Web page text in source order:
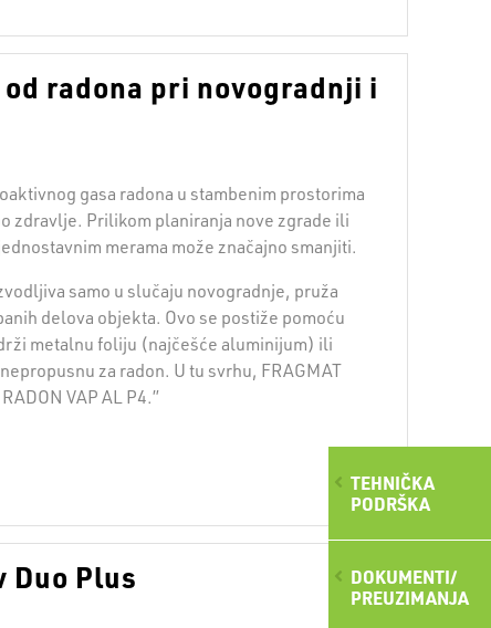
TEHNIČKA
PODRŠKA
DOKUMENTI/
PREUZIMANJA
radona pri novogradnji i
gasa radona u stambenim prostorima
zdravlje. Prilikom planiranja nove zgrade ili
merama može značajno smanjiti.
samo u slučaju novogradnje, pruža
delova objekta. Ovo se postiže pomoću
metalnu foliju (najčešće aluminijum) ili
za radon. U tu svrhu, FRAGMAT
VAP AL P4.”
Duo Plus